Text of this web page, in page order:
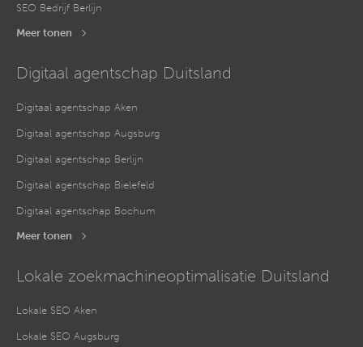
SEO Bedrijf Berlijn
Meer tonen
Digitaal agentschap Duitsland
Digitaal agentschap Aken
Digitaal agentschap Augsburg
Digitaal agentschap Berlijn
Digitaal agentschap Bielefeld
Digitaal agentschap Bochum
Meer tonen
Lokale zoekmachineoptimalisatie Duitsland
Lokale SEO Aken
Lokale SEO Augsburg